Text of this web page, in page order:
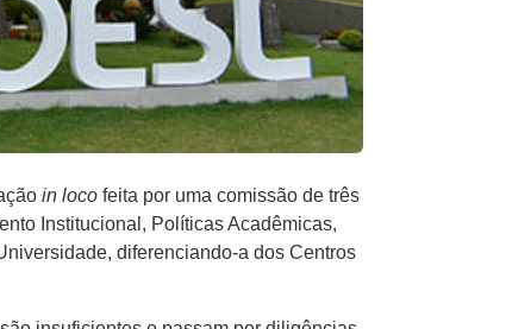
in loco feita por uma comissão de três
Institucional, Políticas Acadêmicas,
diferenciando-a dos Centros